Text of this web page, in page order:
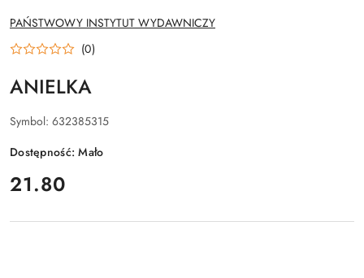
NAZWA
PRODUCENTA:
PAŃSTWOWY INSTYTUT WYDAWNICZY
(0)
ANIELKA
Symbol: 632385315
Dostępność:Mało
cena:
21.80